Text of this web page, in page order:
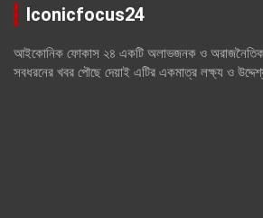
Iconicfocus24
আইকোনিক ফোকাস ২৪ একটি অলাভজনক ও অরাজনৈতিক
সবধরনের খবর পৌছে দেয়াই এটির একমাত্র লক্ষ্য ও